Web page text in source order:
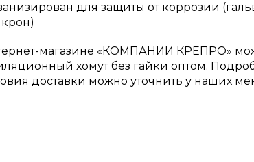
для защиты от коррозии
магазине «КОМПАНИИ КРЕПРО»
хомут без гайки оптом.
доставки можно уточнить у наших